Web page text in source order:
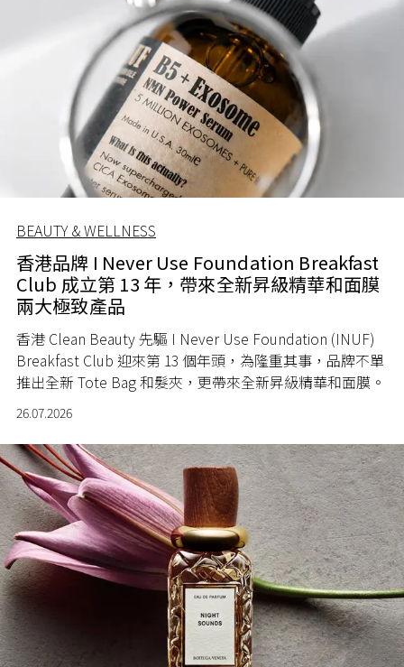
BEAUTY & WELLNESS
香港品牌 I Never Use Foundation Breakfast
Club 成立第 13 年，帶來全新昇級精華和面膜
兩大極致產品
香港 Clean Beauty 先驅 I Never Use Foundation (INUF)
Breakfast Club 迎來第 13 個年頭，為隆重其事，品牌不單
推出全新 Tote Bag 和髮夾，更帶來全新昇級精華和面膜。
26.07.2026